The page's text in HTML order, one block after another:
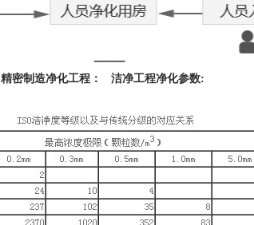
精密制造净化工程： 洁净工程净化参数: